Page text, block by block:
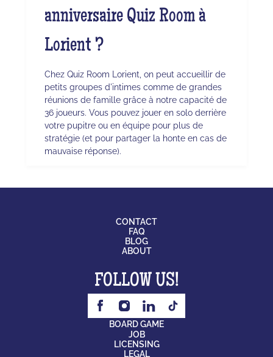
anniversaire Quiz Room à
Lorient ?
Chez Quiz Room Lorient, on peut accueillir de
petits groupes d'intimes comme de grandes
réunions de famille grâce à notre capacité de
36 joueurs. Vous pouvez jouer en solo derrière
votre pupitre ou en équipe pour plus de
stratégie (et pour partager la honte en cas de
mauvaise réponse).
CONTACT
FAQ
BLOG
ABOUT
FOLLOW US!
BOARD GAME
JOB
LICENSING
LEGAL